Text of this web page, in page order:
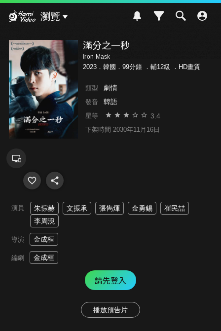
瀏覽
滿分之一秒
Iron Mask
2023．韓國．99分鐘 ． 輔12級 ．HD畫質
類型 劇情
發音 韓語
星等 3.4
下架時間 2030年11月16日
演員 朱悰赫 文振承 張雋煇 金勇錫
崔民喆
李周渷
導演 金成桓
編劇 金成桓
請先登入
播放預告片